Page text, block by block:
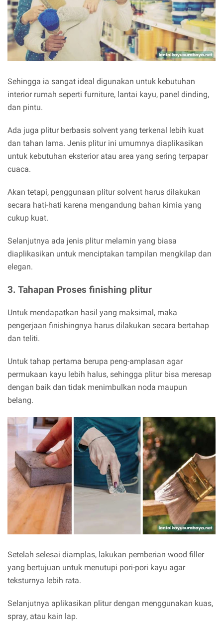
Sehingga ia sangat ideal digunakan untuk kebutuhan
interior rumah seperti furniture, lantai kayu, panel dinding,
dan pintu.
Ada juga plitur berbasis solvent yang terkenal lebih kuat
dan tahan lama. Jenis plitur ini umumnya diaplikasikan
untuk kebutuhan eksterior atau area yang sering terpapar
cuaca.
Akan tetapi, penggunaan plitur solvent harus dilakukan
secara hati-hati karena mengandung bahan kimia yang
cukup kuat.
Selanjutnya ada jenis plitur melamin yang biasa
diaplikasikan untuk menciptakan tampilan mengkilap dan
elegan.
3. Tahapan Proses finishing plitur
Untuk mendapatkan hasil yang maksimal, maka
pengerjaan finishingnya harus dilakukan secara bertahap
dan teliti.
Untuk tahap pertama berupa peng-amplasan agar
permukaan kayu lebih halus, sehingga plitur bisa meresap
dengan baik dan tidak menimbulkan noda maupun
belang.
Setelah selesai diamplas, lakukan pemberian wood filler
yang bertujuan untuk menutupi pori-pori kayu agar
teksturnya lebih rata.
Selanjutnya aplikasikan plitur dengan menggunakan kuas,
spray, atau kain lap.